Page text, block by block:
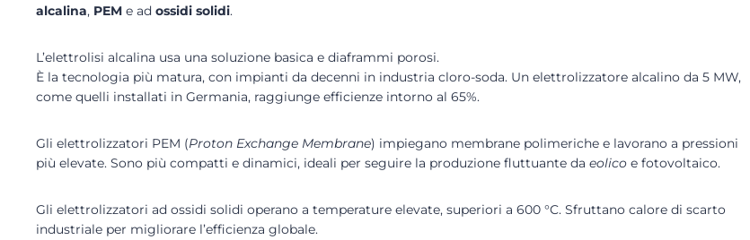
alcalina, PEM e ad ossidi solidi.
L’elettrolisi alcalina usa una soluzione basica e diaframmi porosi.
È la tecnologia più matura, con impianti da decenni in industria cloro-soda. Un elettrolizzatore alcalino da 5 MW,
come quelli installati in Germania, raggiunge efficienze intorno al 65%.
Gli elettrolizzatori PEM (Proton Exchange Membrane) impiegano membrane polimeriche e lavorano a pressioni
più elevate. Sono più compatti e dinamici, ideali per seguire la produzione fluttuante da eolico e fotovoltaico.
Gli elettrolizzatori ad ossidi solidi operano a temperature elevate, superiori a 600 °C. Sfruttano calore di scarto
industriale per migliorare l’efficienza globale.